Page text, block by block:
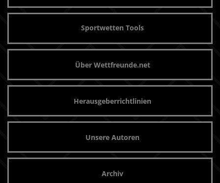
Sportwetten Tools
Über Wettfreunde.net
Herausgeberrichtlinien
Unsere Autoren
Archiv